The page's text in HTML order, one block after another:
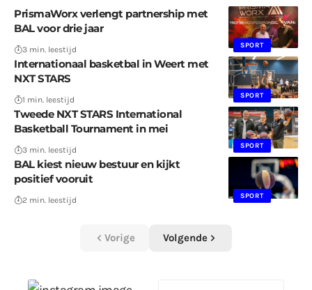
SPORT
PrismaWorx verlengt partnership met
BAL voor drie jaar
3 min. leestijd
SPORT
Internationaal basketbal in Weert met
NXT STARS
1 min. leestijd
SPORT
Tweede NXT STARS International
Basketball Tournament in mei
3 min. leestijd
SPORT
BAL kiest nieuw bestuur en kijkt
positief vooruit
2 min. leestijd
Vorige Volgende